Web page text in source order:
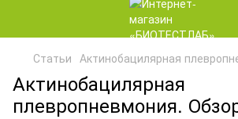
Статьи Актинобацилярная
Актинобацилярная
плевропневмония.